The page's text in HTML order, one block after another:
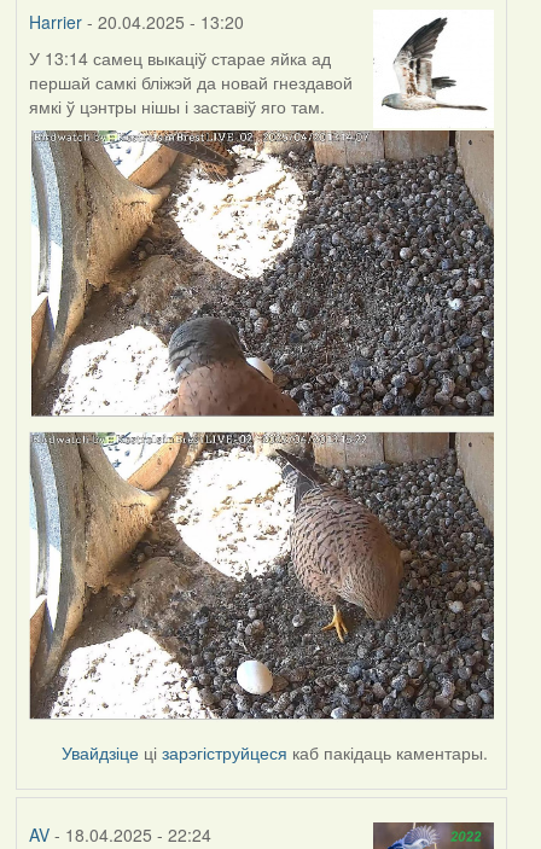
Harrier- 20.04.2025 - 13:20
У 13:14 самец выкаціў старае яйка ад
першай самкі бліжэй да новай гнездавой
ямкі ў цэнтры нішы і заставіў яго там.
Увайдзіце цізарэгіструйцеся каб пакідаць каментары.
AV- 18.04.2025 - 22:24